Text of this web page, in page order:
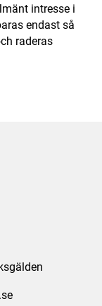
intresse i
endast så
raderas